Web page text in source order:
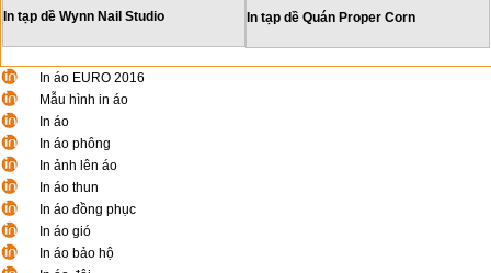
In tạp dề Wynn Nail Studio In tạp dề Quán Proper Corn
In áo EURO 2016
Mẫu hình in áo
In áo
In áo phông
In ảnh lên áo
In áo thun
In áo đồng phục
In áo gió
In áo bảo hộ